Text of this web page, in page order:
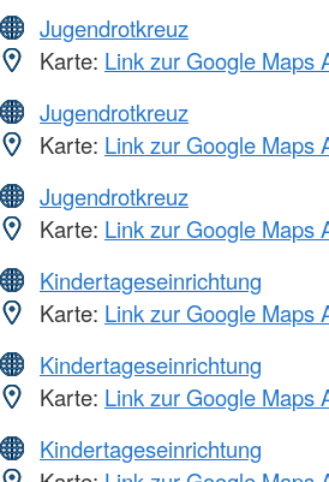
Jugendrotkreuz
Karte: Link zur Google Maps
Jugendrotkreuz
Karte: Link zur Google Maps
Jugendrotkreuz
Karte: Link zur Google Maps
Kindertageseinrichtung
Karte: Link zur Google Maps
Kindertageseinrichtung
Karte: Link zur Google Maps
Kindertageseinrichtung